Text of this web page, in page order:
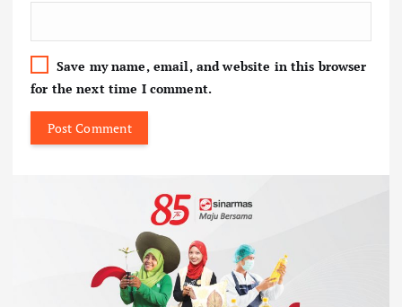
Save my name, email, and website in this browser
for the next time I comment.